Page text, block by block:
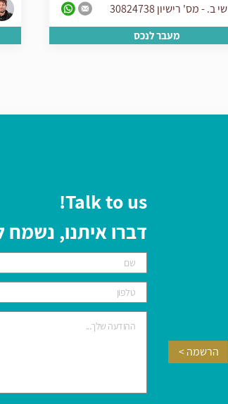
שי ב. - מס' רישיון 30824738
מעבר לנכס
Talk to us!
דברו איתנו,